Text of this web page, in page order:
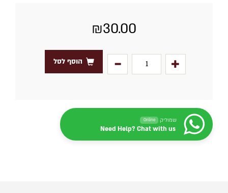
₪30.00
הוסף לסל
שמוליק Online
Need Help? Chat with us